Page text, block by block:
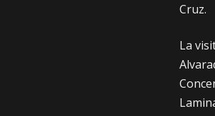
Cruz.
La